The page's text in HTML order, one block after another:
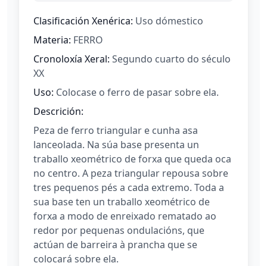
Clasificación Xenérica: Uso dómestico
Materia: FERRO
Cronoloxía Xeral: Segundo cuarto do século
XX
Uso: Colocase o ferro de pasar sobre ela.
Descrición:
Peza de ferro triangular e cunha asa
lanceolada. Na súa base presenta un
traballo xeométrico de forxa que queda oca
no centro. A peza triangular repousa sobre
tres pequenos pés a cada extremo. Toda a
sua base ten un traballo xeométrico de
forxa a modo de enreixado rematado ao
redor por pequenas ondulacións, que
actúan de barreira à prancha que se
colocará sobre ela.